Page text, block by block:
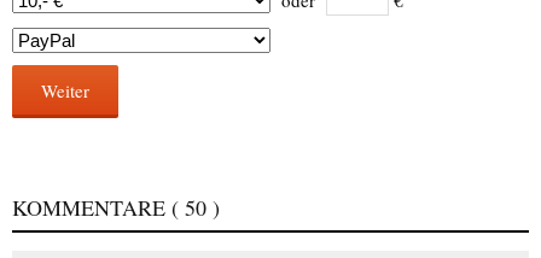
Weiter
KOMMENTARE ( 50 )